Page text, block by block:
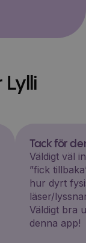
Lylli
Tack för
Väldigt väl
”fick
hur dyrt
läser/
Väldigt bra
denna app!